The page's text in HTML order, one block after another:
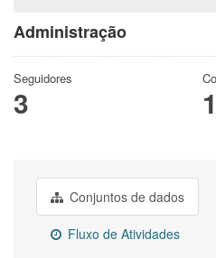
Administração
Seguidores
3 1
Conjuntos de dados
Fluxo de Atividades